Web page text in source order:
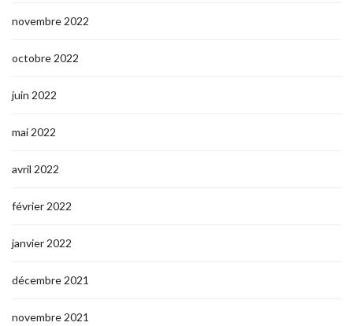
novembre 2022
octobre 2022
juin 2022
mai 2022
avril 2022
février 2022
janvier 2022
décembre 2021
novembre 2021